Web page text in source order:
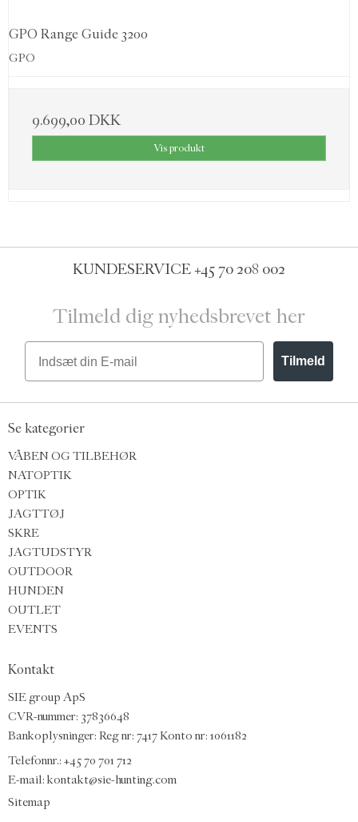
GPO Range Guide 3200
GPO
9.699,00 DKK
Vis produkt
KUNDESERVICE+45 70 208 002
Tilmeld dig nyhedsbrevet her
Email
Tilmeld
Se kategorier
VÅBEN OG TILBEHØR
NATOPTIK
OPTIK
JAGTTØJ
SKRE
JAGTUDSTYR
OUTDOOR
HUNDEN
OUTLET
EVENTS
Kontakt
SIE group ApS
CVR-nummer: 37836648
Bankoplysninger: Reg nr: 7417 Konto nr: 1061182
Telefonnr.: +45 70 701 712
E-mail: kontakt@sie-hunting.com
Sitemap